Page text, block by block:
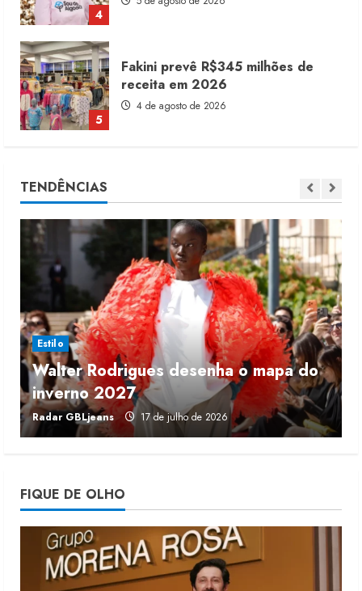
5
1
Alto Giro prevê 28 novas franquias
até fim de 2027
10 de agosto de 2026
2
3
Moda vende US$63,7 bilhões em
produtos licenciados
6 de agosto de 2026
4
Renata Caixeta assume Movimento
Sou de Algodão
5 de agosto de 2026
5
Fakini prevê R$345 milhões de
receita em 2026
4 de agosto de 2026
TENDÊNCIAS
Estilo
Walter Rodrigues desenha o mapa do
inverno 2027
Radar GBLjeans 17 de julho de 2026
FIQUE DE OLHO